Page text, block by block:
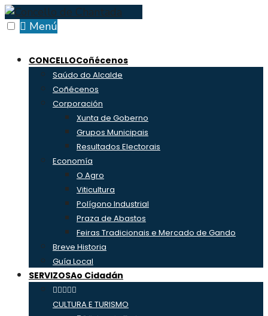
Skip
to
Menú
CONCELLOCoñécenos
Saúdo do Alcalde
Coñécenos
Corporación
Xunta de Goberno
Grupos Municipais
Resultados Electorais
Economía
O Agro
Viticultura
Polígono Industrial
Praza de Abastos
Feiras Tradicionais e Mercado de Gando
Breve Historia
Guía Local
SERVIZOSAo Cidadán
CULTURA E TURISMO